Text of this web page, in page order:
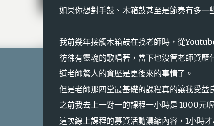
如果你想對手鼓、木箱鼓甚至是節奏有多一
我前幾年接觸木箱鼓在找老師時，從
彷彿有靈魂的歌唱著，當下也沒管老師資
道老師驚人的資歷是更後來的事情了。
但是老師那四堂最基礎的課程真的讓我受益
之前我去上一對一的課程一小時是 1000元喔
這次線上課程的募資活動濃縮內容，1小時